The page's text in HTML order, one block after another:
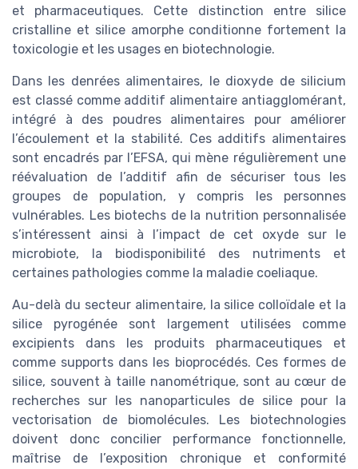
et pharmaceutiques. Cette distinction entre silice
cristalline et silice amorphe conditionne fortement la
toxicologie et les usages en biotechnologie.
Dans les denrées alimentaires, le dioxyde de silicium
est classé comme additif alimentaire antiagglomérant,
intégré à des poudres alimentaires pour améliorer
l’écoulement et la stabilité. Ces additifs alimentaires
sont encadrés par l’EFSA, qui mène régulièrement une
réévaluation de l’additif afin de sécuriser tous les
groupes de population, y compris les personnes
vulnérables. Les biotechs de la nutrition personnalisée
s’intéressent ainsi à l’impact de cet oxyde sur le
microbiote, la biodisponibilité des nutriments et
certaines pathologies comme la maladie coeliaque.
Au-delà du secteur alimentaire, la silice colloïdale et la
silice pyrogénée sont largement utilisées comme
excipients dans les produits pharmaceutiques et
comme supports dans les bioprocédés. Ces formes de
silice, souvent à taille nanométrique, sont au cœur de
recherches sur les nanoparticules de silice pour la
vectorisation de biomolécules. Les biotechnologies
doivent donc concilier performance fonctionnelle,
maîtrise de l’exposition chronique et conformité